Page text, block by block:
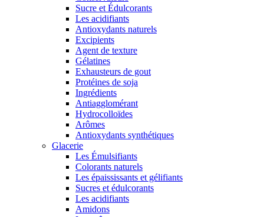
Sucre et Édulcorants
Les acidifiants
Antioxydants naturels
Excipients
Agent de texture
Gélatines
Exhausteurs de gout
Protéines de soja
Ingrédients
Antiagglomérant
Hydrocolloïdes
Arômes
Antioxydants synthétiques
Glacerie
Les Émulsifiants
Colorants naturels
Les épaississants et gélifiants
Sucres et édulcorants
Les acidifiants
Amidons